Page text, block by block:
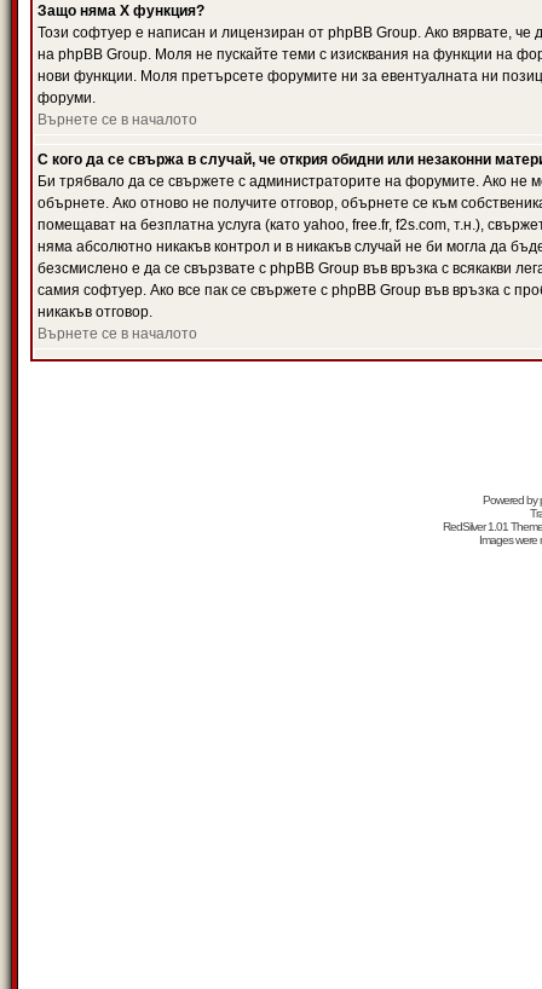
Защо няма X функция?
Този софтуер е написан и лицензиран от phpBB Group. Ако вярвате,
на phpBB Group. Моля не пускайте теми с изисквания на функции на
нови функции. Моля претърсете форумите ни за евентуалната ни
форуми.
Върнете се в началото
С кого да се свържа в случай, че открия обидни или незаконни
Би трябвало да се свържете с администраторите на форумите. Ако не
обърнете. Ако отново не получите отговор, обърнете се към
помещават на безплатна услуга (като yahoo, free.fr, f2s.com, т.н.),
няма абсолютно никакъв контрол и в никакъв случай не би могла да
безсмислено е да се свързвате с phpBB Group във връзка с всякакви
самия софтуер. Ако все пак се свържете с phpBB Group във връзка с
никакъв отговор.
Върнете се в началото
Powered by
RedSilver 1.01
Images were